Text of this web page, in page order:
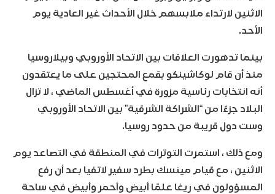
الاثنين لارتداء ملابسهم خلال الأحداث غير العادية يوم
الأحد.
بينما تدهورت العلاقات بين الاتحاد الأوروبي وبيلاروسيا
منذ أن قام لوكاشينكو بقمع المحتجين على ما يعتقدون
أنه انتخابات رئاسية مزورة في أغسطس الماضي ، لا تزال
البلاد جزءًا من “الشراكة الشرقية” بين الاتحاد الأوروبي
وست دول قريبة من حدود روسيا.
ومع ذلك ، استمرت التوترات في المنطقة في التصاعد يوم
الاثنين ، مع قيام مينسك بطرد سفير لاتفيا بعد أن رفع
المسؤولون في ريغا علمًا أبيض وأحمر وأبيض في ساحة